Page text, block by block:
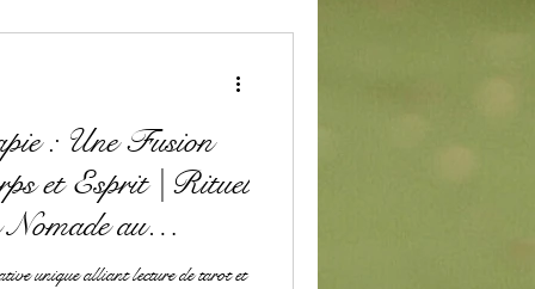
: Une Fusion
et Esprit | Rituel
au
unique alliant lecture de tarot et